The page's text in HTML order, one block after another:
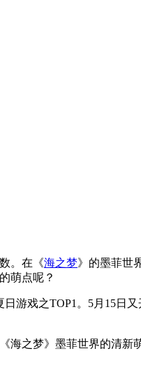
。在《海之梦》的墨菲世
萌点呢？
游戏之TOP1。5月15
海之梦》墨菲世界的清新